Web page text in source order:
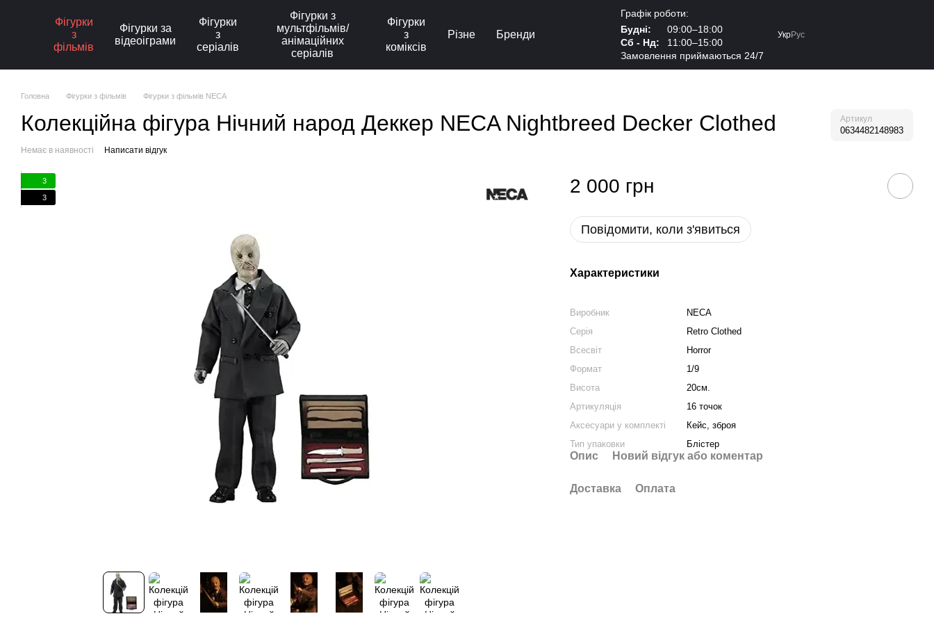
Фігурки
з
фільмів
Фігурки за
відеоіграми
Фігурки
з
серіалів
Фігурки з
мультфільмів/
анімаційних
серіалів
Фігурки
з
коміксів
Різне Бренди
Графік роботи:
Будні:
09:00–18:00
Сб - Нд:
11:00–15:00
Замовлення приймаються 24/7
УкрРус
Головна Фігурки з фільмів Фігурки з фільмів NECA
Колекційна фігура Нічний народ Деккер NECA Nightbreed Decker Clothed Артикул
0634482148983
Немає в наявності Написати відгук
3
3
2 000 грн
Повідомити, коли з'явиться
Характеристики
Виробник
NECA
Серія
Retro Clothed
Всесвіт
Horror
Формат
1/9
Висота
20см.
Артикуляція
16 точок
Аксесуари у комплекті
Кейс, зброя
Тип упаковки
Блістер
Опис Новий відгук або коментар
Доставка Оплата